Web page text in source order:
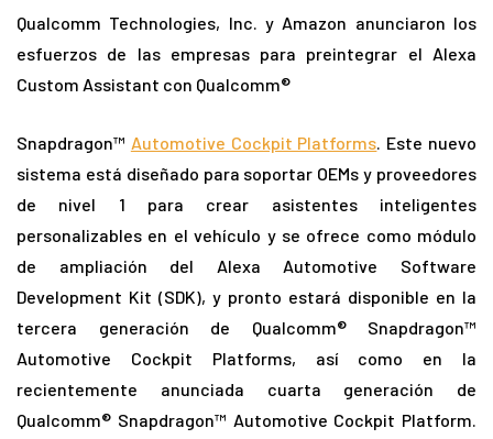
Qualcomm Technologies, Inc. y Amazon anunciaron los
esfuerzos de las empresas para preintegrar el Alexa
Custom Assistant con Qualcomm®
Snapdragon™ Automotive Cockpit Platforms. Este nuevo
sistema está diseñado para soportar OEMs y proveedores
de nivel 1 para crear asistentes inteligentes
personalizables en el vehículo y se ofrece como módulo
de ampliación del Alexa Automotive Software
Development Kit (SDK), y pronto estará disponible en la
tercera generación de Qualcomm® Snapdragon™
Automotive Cockpit Platforms, así como en la
recientemente anunciada cuarta generación de
Qualcomm® Snapdragon™ Automotive Cockpit Platform.